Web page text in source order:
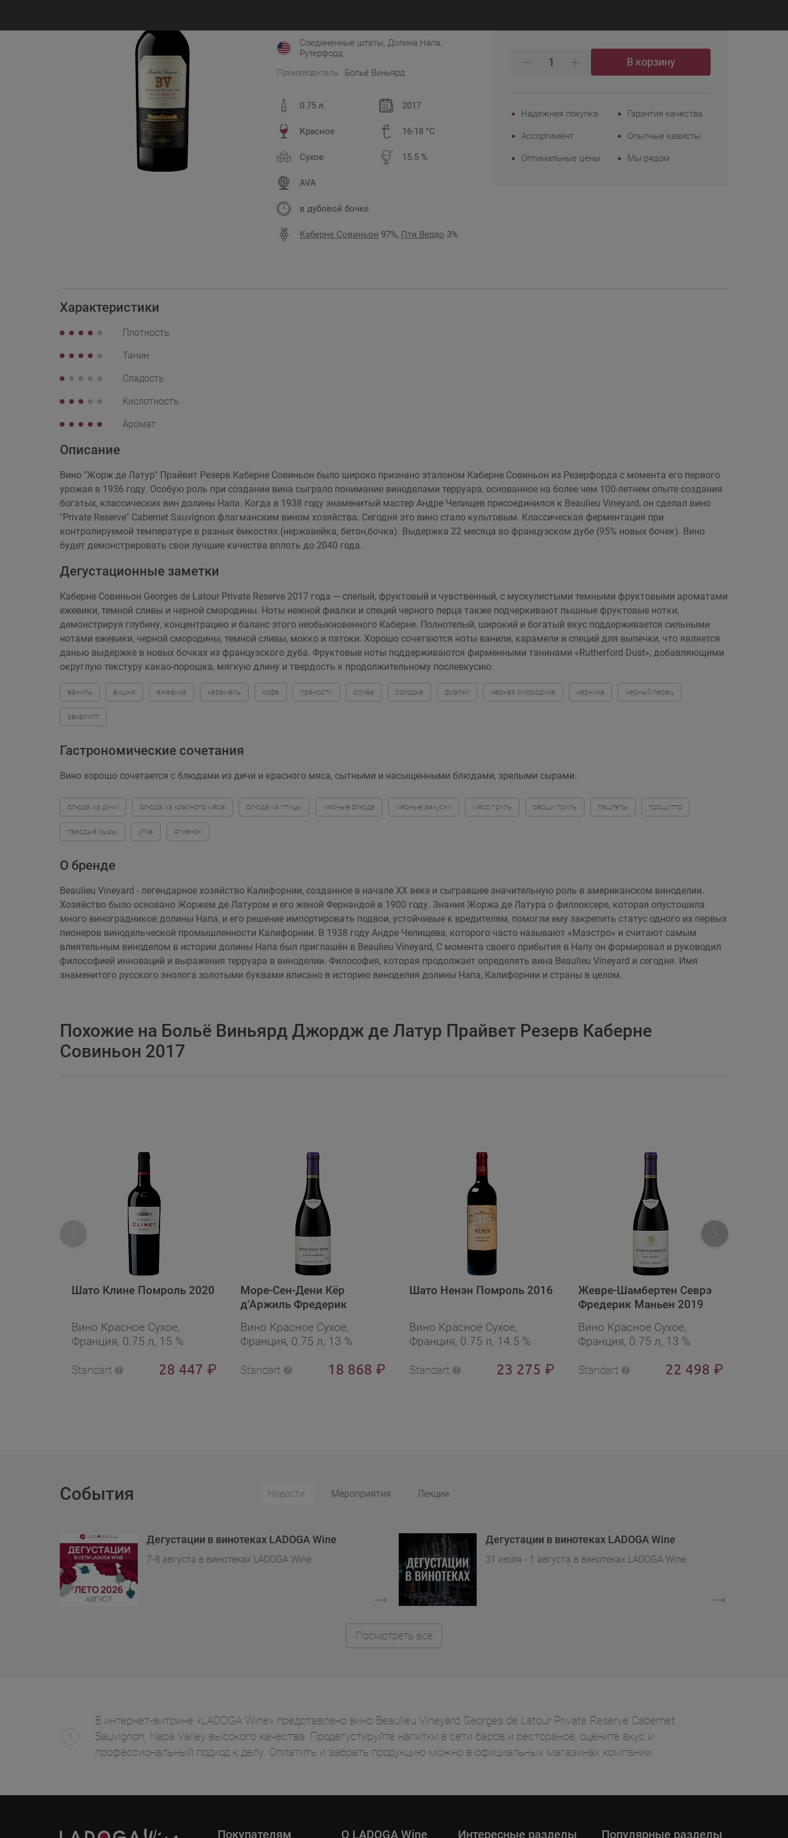
Соединенные штаты, Долина Напа,
Рутерфорд
Производитель : Больё Виньярд
0.75 л 2017
Красное 16-18 °C
Сухое 15.5 %
AVA
в дубовой бочке
Каберне Совиньон 97%, Пти Вердо 3%
В корзину
Надежная покупка Гарантия качества
Ассортимент Опытные кависты
Оптимальные цены Мы рядом
Характеристики
Плотность
Танин
Сладость
Кислотность
Аромат
Описание
Вино "Жорж де Латур" Прайвит Резерв Каберне Совиньон было широко признано эталоном Каберне Совиньон из Резерфорда с момента его первого
урожая в 1936 году. Особую роль при создании вина сыграло понимание виноделами терруара, основанное на более чем 100-летнем опыте создания
богатых, классических вин долины Напа. Когда в 1938 году знаменитый мастер Андре Челищев присоединился к Beaulieu Vineyard, он сделал вино
"Private Reserve" Cabernet Sauvignon флагманским вином хозяйства. Сегодня это вино стало культовым. Классическая ферментация при
контролируемой температуре в разных ёмкостях.(нержавейка, бетон,бочка). Выдержка 22 месяца во французском дубе (95% новых бочек). Вино
будет демонстрировать свои лучшие качества вплоть до 2040 года.
Дегустационные заметки
Каберне Совиньон Georges de Latour Private Reserve 2017 года — спелый, фруктовый и чувственный, с мускулистыми темными фруктовыми ароматами
ежевики, темной сливы и черной смородины. Ноты нежной фиалки и специй черного перца также подчеркивают пышные фруктовые нотки,
демонстрируя глубину, концентрацию и баланс этого необыкновенного Каберне. Полнотелый, широкий и богатый вкус поддерживается сильными
нотами ежевики, черной смородины, темной сливы, мокко и патоки. Хорошо сочетаются ноты ванили, карамели и специй для выпечки, что является
данью выдержке в новых бочках из французского дуба. Фруктовые ноты поддерживаются фирменными танинами «Rutherford Dust», добавляющими
округлую текстуру какао-порошка, мягкую длину и твердость к продолжительному послевкусию.
ваниль вишня ежевика карамель кофе пряности слива солодка фиалки черная смородина черника черный перец
эвкалипт
Гастрономические сочетания
Вино хорошо сочетается с блюдами из дичи и красного мяса, сытными и насыщенными блюдами, зрелыми сырами.
блюда из дичи блюда из красного мяса блюда из птицы мясные блюда мясные закуски мясо гриль овощи гриль паштеты прошутто
твердые сыры утка ягненок
О бренде
Beaulieu Vineyard - легендарное хозяйство Калифорнии, созданное в начале XX веке и сыгравшее значительную роль в американском виноделии.
Хозяйство было основано Жоржем де Латуром и его женой Фернандой в 1900 году. Знания Жоржа де Латура о филлоксере, которая опустошила
много виноградников долины Напа, и его решение импортировать подвои, устойчивые к вредителям, помогли ему закрепить статус одного из первых
пионеров винодельческой промышленности Калифорнии. В 1938 году Андре Челищева, которого часто называют «Маэстро» и считают самым
влиятельным виноделом в истории долины Напа был приглашён в Beaulieu Vineyard, С момента своего прибытия в Напу он формировал и руководил
философией инноваций и выражения терруара в виноделии. Философия, которая продолжает определять вина Beaulieu Vineyard и сегодня. Имя
знаменитого русского энолога золотыми буквами вписано в историю виноделия долины Напа, Калифорнии и страны в целом.
Похожие на Больё Виньярд Джордж де Латур Прайвет Резерв Каберне
Совиньон 2017
Шато Клине Помроль 2020
Вино Красное Сухое,
Франция, 0.75 л, 15 %
Standart 28 447 ₽
Море-Сен-Дени Кёр
д'Аржиль Фредерик
Вино Красное Сухое,
Франция, 0.75 л, 13 %
Standart 18 868 ₽
Шато Ненэн Помроль 2016
Вино Красное Сухое,
Франция, 0.75 л, 14.5 %
Standart 23 275 ₽
Жевре-Шамбертен Севрэ
Фредерик Маньен 2019
Вино Красное Сухое,
Франция, 0.75 л, 13 %
Standart 22 498 ₽
События Новости Мероприятия Лекции
Дегустации в винотеках LADOGA Wine
7-8 августа в винотеках LADOGA Wine.
Дегустации в винотеках LADOGA Wine
31 июля - 1 августа в винотеках LADOGA Wine.
Посмотреть все
В интернет-витрине «LADOGA Wine» представлено вино Beaulieu Vineyard Georges de Latour Private Reserve Cabernet
Sauvignon, Napa Valley высокого качества. Продегустируйте напитки в сети баров и ресторанов, оцените вкус и
профессиональный подход к делу. Оплатить и забрать продукцию можно в официальных магазинах компании.
Покупателям O LADOGA Wine Интересные разделы Популярные разделы